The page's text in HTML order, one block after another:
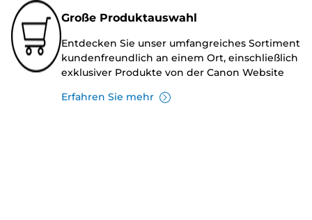
Große Produktauswahl
Entdecken Sie unser umfangreiches Sortiment
kundenfreundlich an einem Ort, einschließlich
exklusiver Produkte von der Canon Website
Erfahren Sie mehr